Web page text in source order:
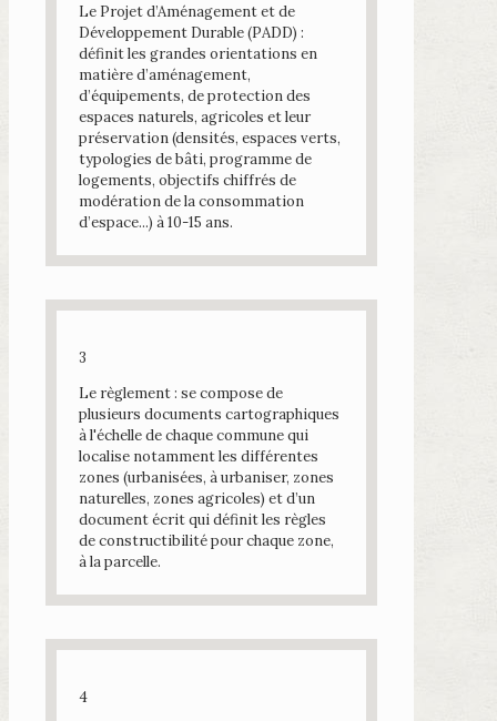
Le Projet d’Aménagement et de
Développement Durable (PADD) :
définit les grandes orientations en
matière d’aménagement,
d’équipements, de protection des
espaces naturels, agricoles et leur
préservation (densités, espaces verts,
typologies de bâti, programme de
logements, objectifs chiffrés de
modération de la consommation
d’espace...) à 10-15 ans.
3
Le règlement : se compose de
plusieurs documents cartographiques
à l'échelle de chaque commune qui
localise notamment les différentes
zones (urbanisées, à urbaniser, zones
naturelles, zones agricoles) et d’un
document écrit qui définit les règles
de constructibilité pour chaque zone,
à la parcelle.
4